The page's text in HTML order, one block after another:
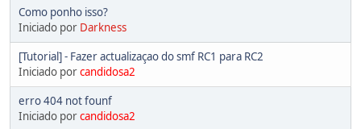
Como ponho isso?
Iniciado por Darkness
[Tutorial] - Fazer actualizaçao do smf RC1 para RC2
Iniciado porcandidosa2
erro 404 not founf
Iniciado porcandidosa2